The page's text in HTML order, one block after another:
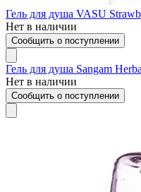
Гель для душа VASU
Нет в наличии
Сообщить о поступлении
Гель для душа Sangam
Нет в наличии
Сообщить о поступлении